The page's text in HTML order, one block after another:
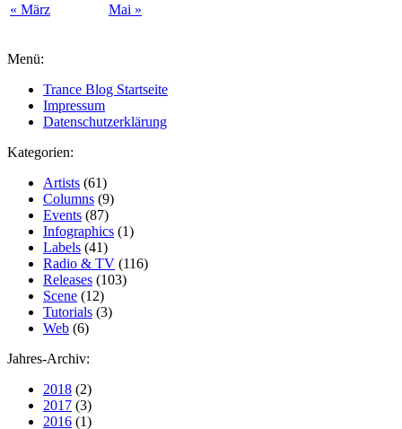
« März Mai »
Menü:
Trance Blog Startseite
Impressum
Datenschutzerklärung
Kategorien:
Artists (61)
Columns (9)
Events (87)
Infographics (1)
Labels (41)
Radio & TV (116)
Releases (103)
Scene (12)
Tutorials (3)
Web (6)
Jahres-Archiv:
2018 (2)
2017 (3)
2016 (1)